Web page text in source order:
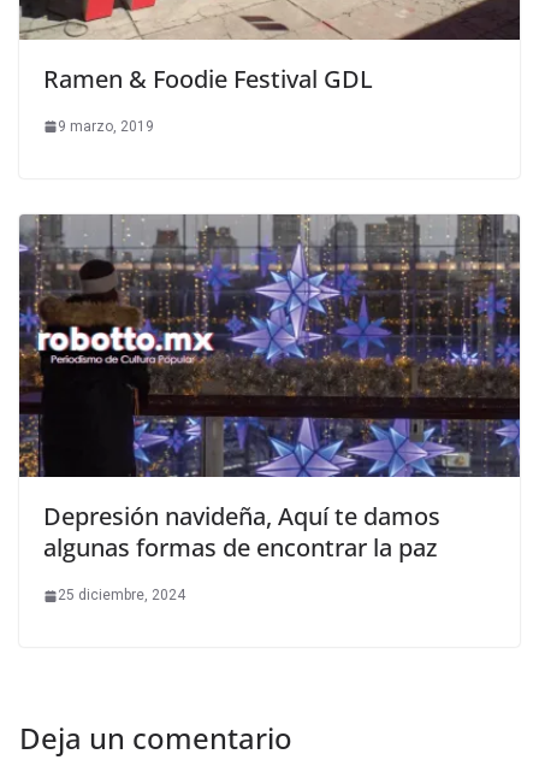
Ramen & Foodie Festival GDL
9 marzo, 2019
Depresión navideña, Aquí te damos
algunas formas de encontrar la paz
25 diciembre, 2024
Deja un comentario